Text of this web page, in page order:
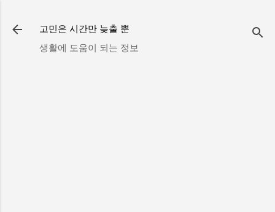
고민은 시간만 늦출 뿐
생활에 도움이 되는 정보